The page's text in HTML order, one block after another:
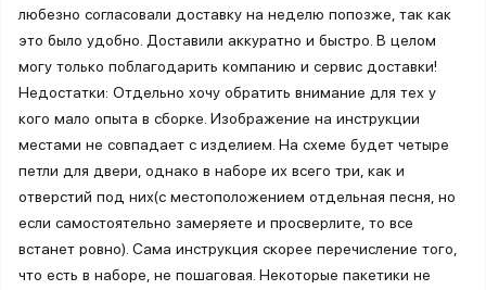
любезно согласовали доставку на неделю попозже, так как
это было удобно. Доставили аккуратно и быстро. В целом
могу только поблагодарить компанию и сервис доставки!
Недостатки: Отдельно хочу обратить внимание для тех у
кого мало опыта в сборке. Изображение на инструкции
местами не совпадает с изделием. На схеме будет четыре
петли для двери, однако в наборе их всего три, как и
отверстий под них(с местоположением отдельная песня, но
если самостоятельно замеряете и просверлите, то все
встанет ровно). Сама инструкция скорее перечисление того,
что есть в наборе, не пошаговая. Некоторые пакетики не